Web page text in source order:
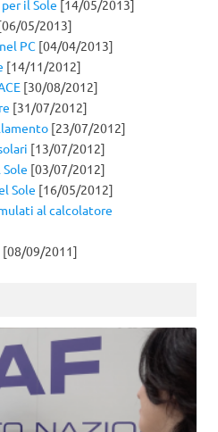
il Sole [14/05/2013]
05/2013]
PC [04/04/2013]
[14/11/2012]
[30/08/2012]
[31/07/2012]
[23/07/2012]
[13/07/2012]
[03/07/2012]
Sole [16/05/2012]
al calcolatore
[08/09/2011]